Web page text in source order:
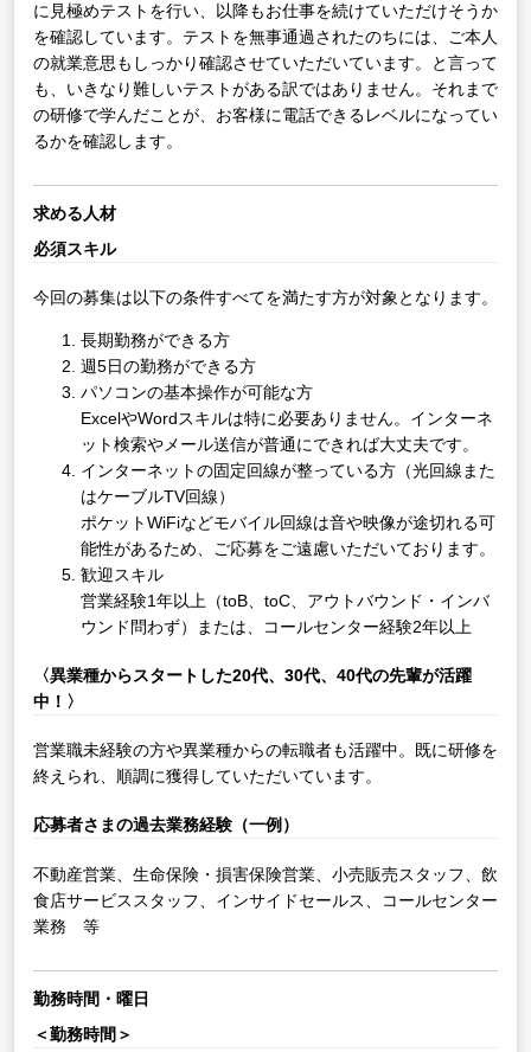
に見極めテストを行い、以降もお仕事を続けていただけそうか
を確認しています。テストを無事通過されたのちには、ご本人
の就業意思もしっかり確認させていただいています。と言って
も、いきなり難しいテストがある訳ではありません。それまで
の研修で学んだことが、お客様に電話できるレベルになってい
るかを確認します。
求める人材
必須スキル
今回の募集は以下の条件すべてを満たす方が対象となります。
長期勤務ができる方
週5日の勤務ができる方
パソコンの基本操作が可能な方
ExcelやWordスキルは特に必要ありません。インターネ
ット検索やメール送信が普通にできれば大丈夫です。
インターネットの固定回線が整っている方（光回線また
はケーブルTV回線）
ポケットWiFiなどモバイル回線は音や映像が途切れる可
能性があるため、ご応募をご遠慮いただいております。
歓迎スキル
営業経験1年以上（toB、toC、アウトバウンド・インバ
ウンド問わず）または、コールセンター経験2年以上
〈異業種からスタートした20代、30代、40代の先輩が活躍
中！〉
営業職未経験の方や異業種からの転職者も活躍中。既に研修を
終えられ、順調に獲得していただいています。
応募者さまの過去業務経験（一例）
不動産営業、生命保険・損害保険営業、小売販売スタッフ、飲
食店サービススタッフ、インサイドセールス、コールセンター
業務 等
勤務時間・曜日
＜勤務時間＞